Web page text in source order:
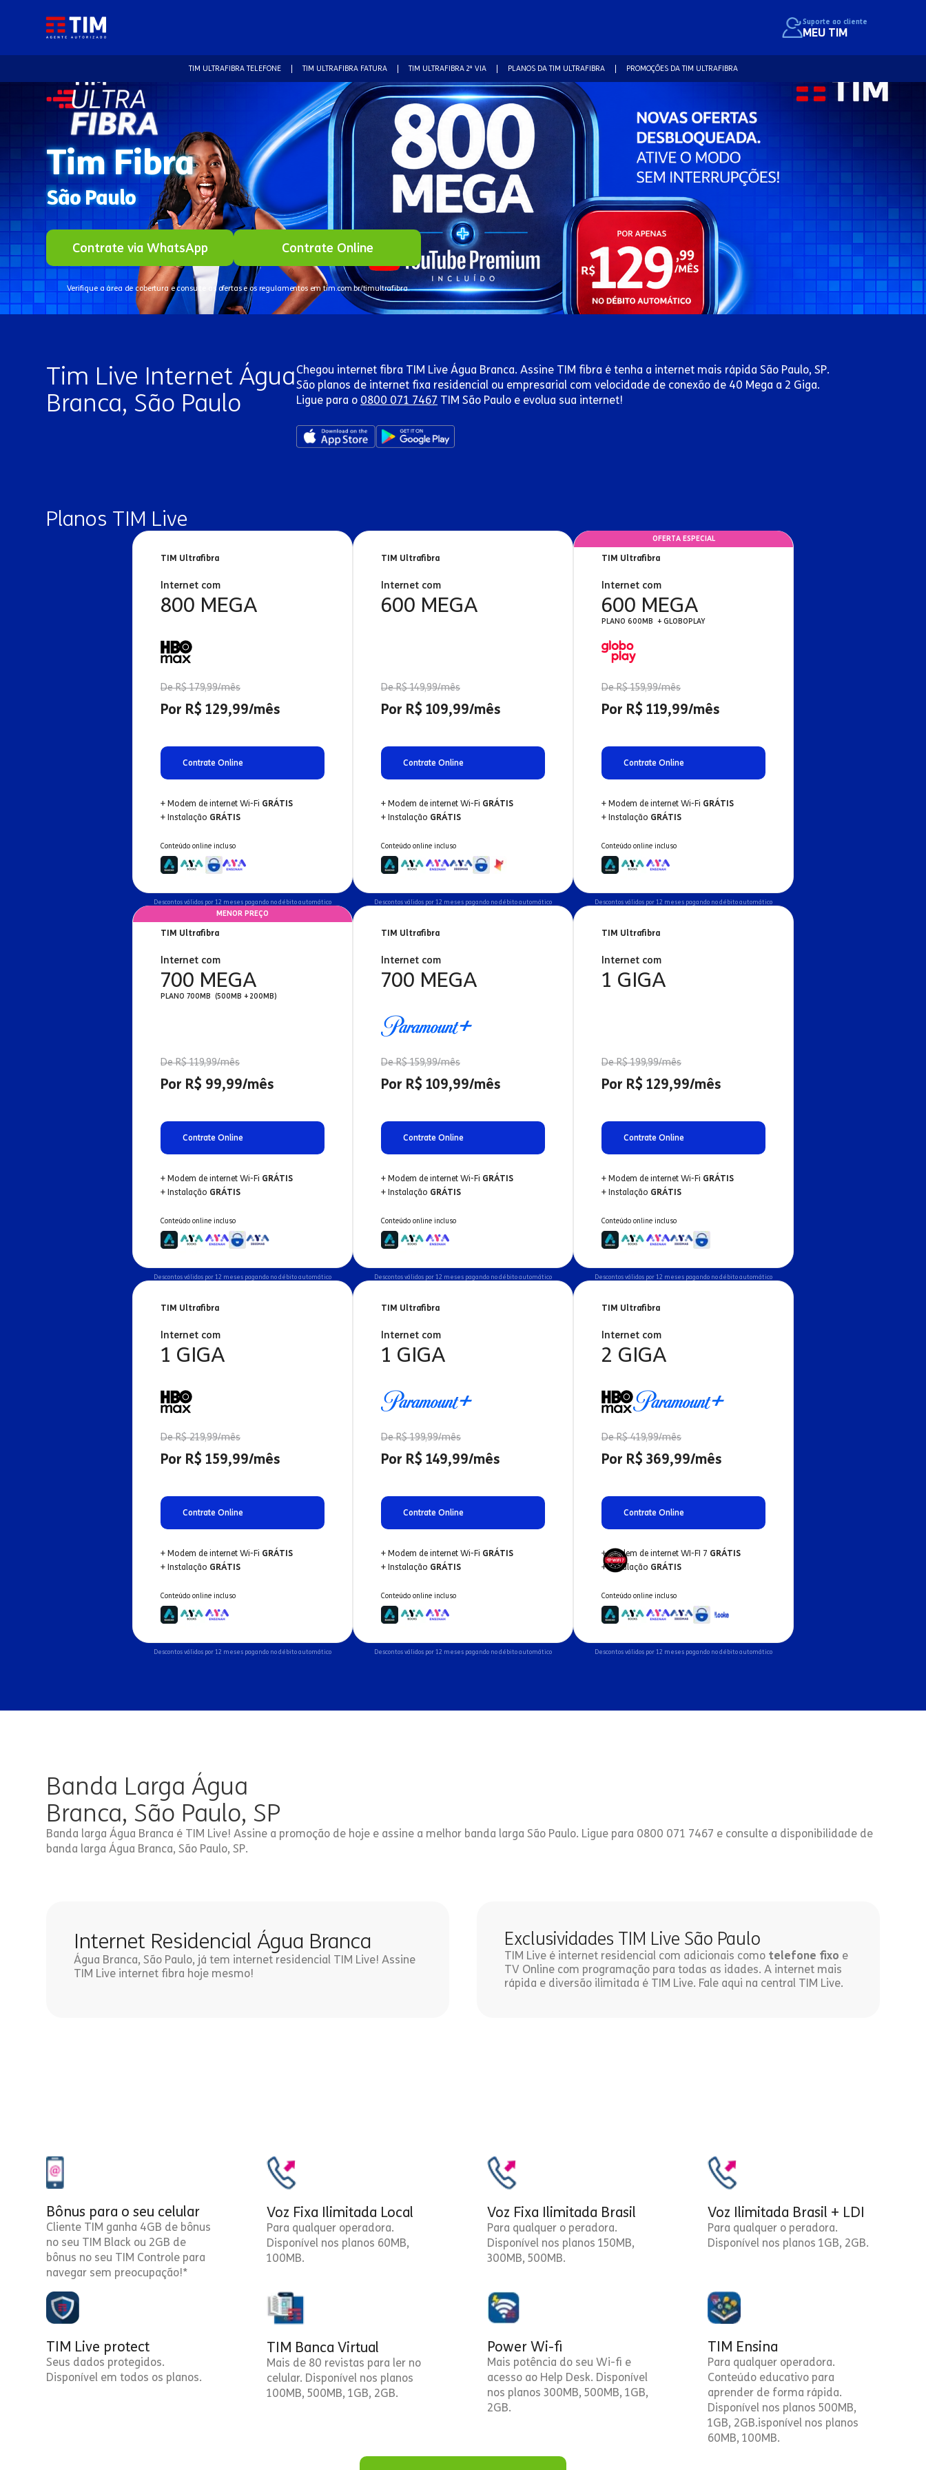
Suporte ao cliente
MEU TIM
TIM ULTRAFIBRA TELEFONE TIM ULTRAFIBRA FATURA TIM ULTRAFIBRA 2ª VIA PLANOS DA TIM ULTRAFIBRA PROMOÇÕES DA TIM ULTRAFIBRA
Tim Fibra
São Paulo
Contrate via WhatsApp Contrate Online
Verifique a área de cobertura e consulte as ofertas e os regulamentos em tim.com.br/timultrafibra.
Tim Live Internet Água
Branca, São Paulo
Chegou internet fibra TIM Live Água Branca. Assine TIM fibra é tenha a internet mais rápida São Paulo, SP.
São planos de internet fixa residencial ou empresarial com velocidade de conexão de 40 Mega a 2 Giga.
Ligue para o 0800 071 7467 TIM São Paulo e evolua sua internet!
Planos TIM Live
TIM Ultrafibra
Internet com
800 MEGA
De R$ 179,99/mês
Por R$ 129,99/mês
Contrate Online
+ Modem de internet Wi-Fi GRÁTIS
+ Instalação GRÁTIS
Conteúdo online incluso
Descontos válidos por 12 meses pagando no débito automático
TIM Ultrafibra
Internet com
600 MEGA
De R$ 149,99/mês
Por R$ 109,99/mês
Contrate Online
+ Modem de internet Wi-Fi GRÁTIS
+ Instalação GRÁTIS
Conteúdo online incluso
Descontos válidos por 12 meses pagando no débito automático
TIM Ultrafibra
Internet com
600 MEGA
PLANO 600MB + GLOBOPLAY
De R$ 159,99/mês
Por R$ 119,99/mês
Contrate Online
+ Modem de internet Wi-Fi GRÁTIS
+ Instalação GRÁTIS
Conteúdo online incluso
OFERTA ESPECIAL
Descontos válidos por 12 meses pagando no débito automático
TIM Ultrafibra
Internet com
700 MEGA
PLANO 700MB (500MB + 200MB)
De R$ 119,99/mês
Por R$ 99,99/mês
Contrate Online
+ Modem de internet Wi-Fi GRÁTIS
+ Instalação GRÁTIS
Conteúdo online incluso
MENOR PREÇO
Descontos válidos por 12 meses pagando no débito automático
TIM Ultrafibra
Internet com
700 MEGA
De R$ 159,99/mês
Por R$ 109,99/mês
Contrate Online
+ Modem de internet Wi-Fi GRÁTIS
+ Instalação GRÁTIS
Conteúdo online incluso
Descontos válidos por 12 meses pagando no débito automático
TIM Ultrafibra
Internet com
1 GIGA
De R$ 199,99/mês
Por R$ 129,99/mês
Contrate Online
+ Modem de internet Wi-Fi GRÁTIS
+ Instalação GRÁTIS
Conteúdo online incluso
Descontos válidos por 12 meses pagando no débito automático
TIM Ultrafibra
Internet com
1 GIGA
De R$ 219,99/mês
Por R$ 159,99/mês
Contrate Online
+ Modem de internet Wi-Fi GRÁTIS
+ Instalação GRÁTIS
Conteúdo online incluso
Descontos válidos por 12 meses pagando no débito automático
TIM Ultrafibra
Internet com
1 GIGA
De R$ 199,99/mês
Por R$ 149,99/mês
Contrate Online
+ Modem de internet Wi-Fi GRÁTIS
+ Instalação GRÁTIS
Conteúdo online incluso
Descontos válidos por 12 meses pagando no débito automático
TIM Ultrafibra
Internet com
2 GIGA
De R$ 419,99/mês
Por R$ 369,99/mês
Contrate Online
+ Modem de internet WI-FI 7 GRÁTIS
+ Instalação GRÁTIS
Conteúdo online incluso
Descontos válidos por 12 meses pagando no débito automático
Banda Larga Água
Branca, São Paulo, SP
Banda larga Água Branca é TIM Live! Assine a promoção de hoje e assine a melhor banda larga São Paulo. Ligue para 0800 071 7467 e consulte a disponibilidade de
banda larga Água Branca, São Paulo, SP.
Internet Residencial Água Branca
Água Branca, São Paulo, já tem internet residencial TIM Live! Assine
TIM Live internet fibra hoje mesmo!
Exclusividades TIM Live São Paulo
TIM Live é internet residencial com adicionais como telefone fixo e
TV Online com programação para todas as idades. A internet mais
rápida e diversão ilimitada é TIM Live. Fale aqui na central TIM Live.
Bônus para o seu celular
Cliente TIM ganha 4GB de bônus
no seu TIM Black ou 2GB de
bônus no seu TIM Controle para
navegar sem preocupação!*
Voz Fixa Ilimitada Local
Para qualquer operadora.
Disponível nos planos 60MB,
100MB.
Voz Fixa Ilimitada Brasil
Para qualquer o peradora.
Disponível nos planos 150MB,
300MB, 500MB.
Voz Ilimitada Brasil + LDI
Para qualquer o peradora.
Disponível nos planos 1GB, 2GB.
TIM Live protect
Seus dados protegidos.
Disponível em todos os planos.
TIM Banca Virtual
Mais de 80 revistas para ler no
celular. Disponível nos planos
100MB, 500MB, 1GB, 2GB.
Power Wi-fi
Mais potência do seu Wi-fi e
acesso ao Help Desk. Disponível
nos planos 300MB, 500MB, 1GB,
2GB.
TIM Ensina
Para qualquer operadora.
Conteúdo educativo para
aprender de forma rápida.
Disponível nos planos 500MB,
1GB, 2GB.isponível nos planos
60MB, 100MB.